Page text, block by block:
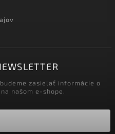
zasielať informácie o
našom e-shope.